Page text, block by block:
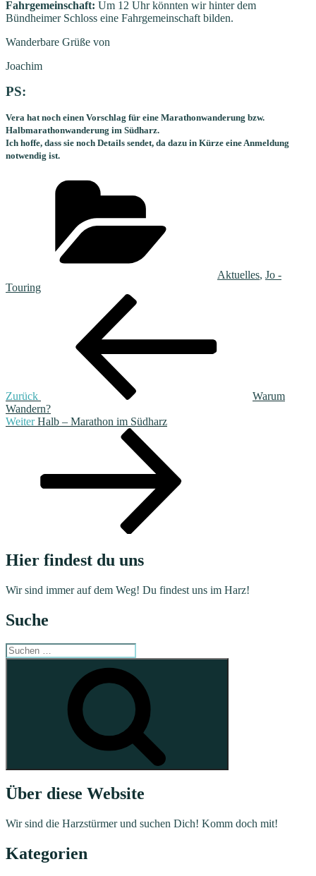
Fahrgemeinschaft: Um 12 Uhr könnten wir hinter dem
Bündheimer Schloss eine Fahrgemeinschaft bilden.
Wanderbare Grüße von
Joachim
PS:
Vera hat noch einen Vorschlag für eine Marathonwanderung bzw.
Halbmarathonwanderung im Südharz.
Ich hoffe, dass sie noch Details sendet, da dazu in Kürze eine Anmeldung
notwendig ist.
Aktuelles, Jo -
Touring
Beitragsnavigation
Zurück
Warum
Wandern?
Nächster
Weiter Halb – Marathon im Südharz
Hier findest du uns
Wir sind immer auf dem Weg! Du findest uns im Harz!
Suche
Suchen
nach:
Über diese Website
Wir sind die Harzstürmer und suchen Dich! Komm doch mit!
Kategorien